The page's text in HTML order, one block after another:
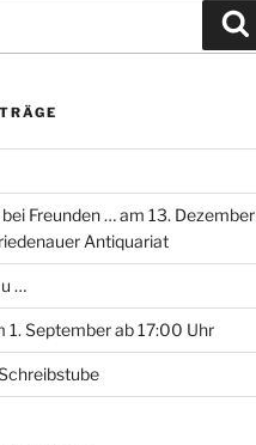
Freunden … am 13. Dezember
Antiquariat
…
1. September ab 17:00 Uhr